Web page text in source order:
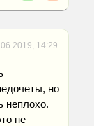
14:29
но
неплохо.
не